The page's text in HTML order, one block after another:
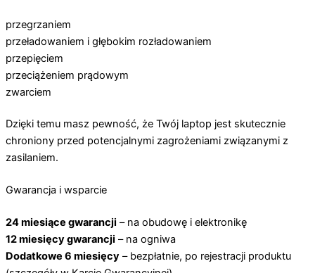
przegrzaniem
przeładowaniem i głębokim rozładowaniem
przepięciem
przeciążeniem prądowym
zwarciem
Dzięki temu masz pewność, że Twój laptop jest skutecznie
chroniony przed potencjalnymi zagrożeniami związanymi z
zasilaniem.
Gwarancja i wsparcie
24 miesiące gwarancji – na obudowę i elektronikę
12 miesięcy gwarancji – na ogniwa
Dodatkowe 6 miesięcy – bezpłatnie, po rejestracji produktu